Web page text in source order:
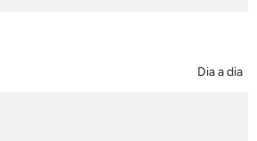
Dia a dia